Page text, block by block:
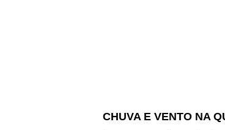
CHUVA E VENTO NA